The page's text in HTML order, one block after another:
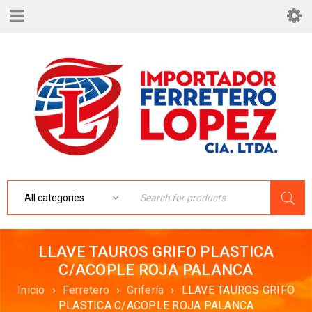
LLAVE TAUROS GRIFO PLASTICA
C/ACOPLE ROJA PALANCA
Inicio › Ferretero › Grifería ›
LLAVE TAUROS GRIFO
PLASTICA C/ACOPLE ROJA PALANCA